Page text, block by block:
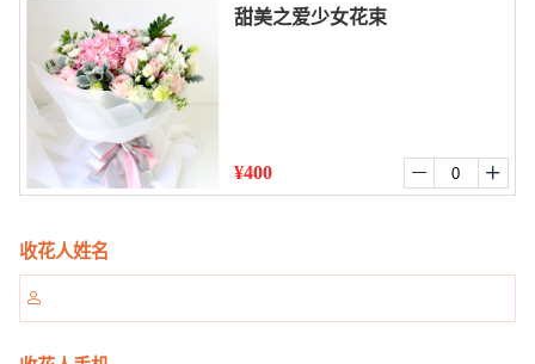
甜美之爱少女花束
¥400  
收花人姓名
